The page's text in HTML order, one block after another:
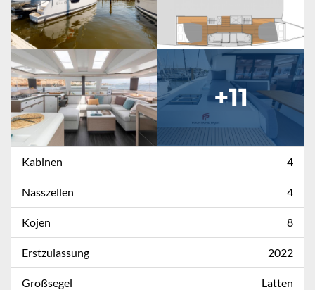
+11
Kabinen 4
Nasszellen 4
Kojen 8
Erstzulassung 2022
Großsegel Latten